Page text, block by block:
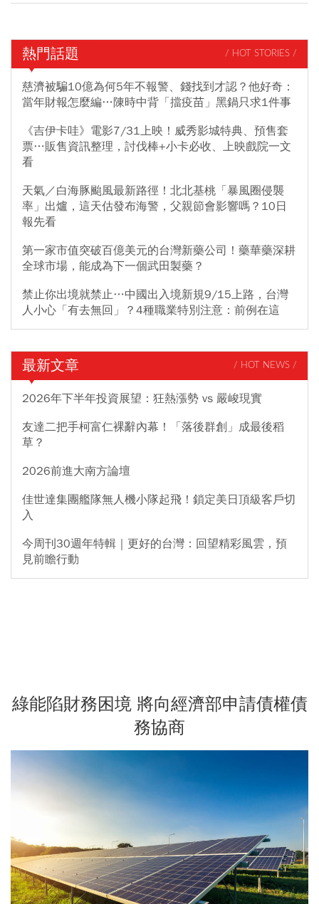
熱門話題 / HOT STORIES /
慈濟被騙10億為何5年不報警、錢找到才認？他好奇：
當年財報怎麼編…陳時中背「擋疫苗」黑鍋只求1件事
《吉伊卡哇》電影7/31上映！威秀影城特典、預售套
票…販售資訊整理，討伐棒+小卡必收、上映戲院一文
看
天氣／白海豚颱風最新路徑！北北基桃「暴風圈侵襲
率」出爐，這天估發布海警，父親節會影響嗎？10日
報先看
第一家市值突破百億美元的台灣新藥公司！藥華藥深耕
全球市場，能成為下一個武田製藥？
禁止你出境就禁止…中國出入境新規9/15上路，台灣
人小心「有去無回」？4種職業特別注意：前例在這
最新文章 / HOT NEWS /
2026年下半年投資展望：狂熱漲勢 vs 嚴峻現實
友達二把手柯富仁裸辭內幕！「落後群創」成最後稻
草？
2026前進大南方論壇
佳世達集團艦隊無人機小隊起飛！鎖定美日頂級客戶切
入
今周刊30週年特輯｜更好的台灣：回望精彩風雲，預
見前瞻行動
綠能陷財務困境 將向經濟部申請債權債
務協商